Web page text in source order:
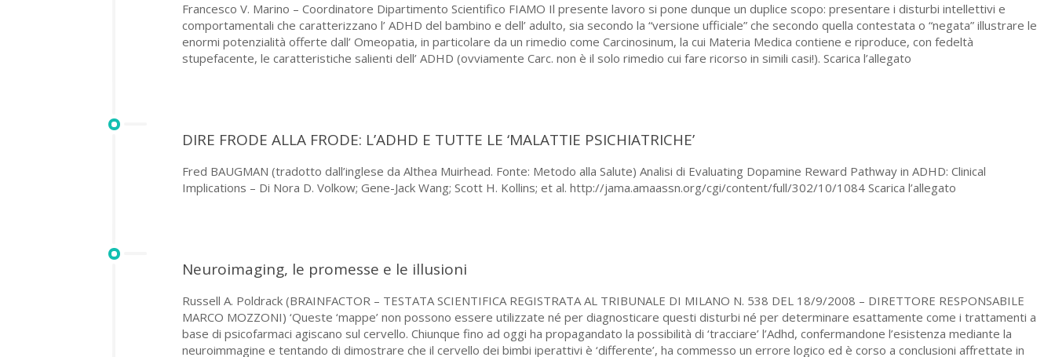
Francesco V. Marino – Coordinatore Dipartimento Scientifico FIAMO Il presente lavoro si pone dunque un duplice scopo: presentare i disturbi intellettivi e
comportamentali che caratterizzano l’ ADHD del bambino e dell’ adulto, sia secondo la “versione ufficiale” che secondo quella contestata o “negata” illustrare le
enormi potenzialità offerte dall’ Omeopatia, in particolare da un rimedio come Carcinosinum, la cui Materia Medica contiene e riproduce, con fedeltà
stupefacente, le caratteristiche salienti dell’ ADHD (ovviamente Carc. non è il solo rimedio cui fare ricorso in simili casi!). Scarica l’allegato
DIRE FRODE ALLA FRODE: L’ADHD E TUTTE LE ‘MALATTIE PSICHIATRICHE’
Fred BAUGMAN (tradotto dall’inglese da Althea Muirhead. Fonte: Metodo alla Salute) Analisi di Evaluating Dopamine Reward Pathway in ADHD: Clinical
Implications – Di Nora D. Volkow; Gene-Jack Wang; Scott H. Kollins; et al. http://jama.amaassn.org/cgi/content/full/302/10/1084 Scarica l’allegato
Neuroimaging, le promesse e le illusioni
Russell A. Poldrack (BRAINFACTOR – TESTATA SCIENTIFICA REGISTRATA AL TRIBUNALE DI MILANO N. 538 DEL 18/9/2008 – DIRETTORE RESPONSABILE
MARCO MOZZONI) ‘Queste ‘mappe’ non possono essere utilizzate né per diagnosticare questi disturbi né per determinare esattamente come i trattamenti a
base di psicofarmaci agiscano sul cervello. Chiunque fino ad oggi ha propagandato la possibilità di ‘tracciare’ l’Adhd, confermandone l’esistenza mediante la
neuroimmagine e tentando di dimostrare che il cervello dei bimbi iperattivi è ‘differente’, ha commesso un errore logico ed è corso a conclusioni affrettate in